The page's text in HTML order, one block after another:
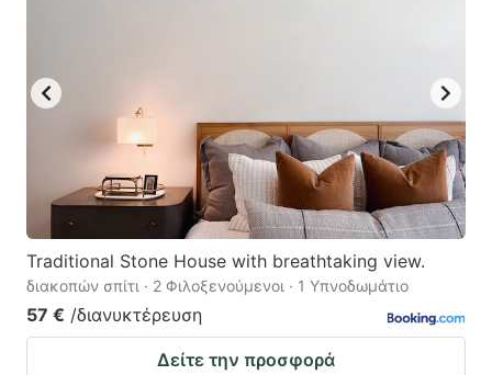
Traditional Stone House with breathtaking view.
διακοπών σπίτι · 2 Φιλοξενούμενοι · 1 Υπνοδωμάτιο
57 € /διανυκτέρευση
Δείτε την προσφορά